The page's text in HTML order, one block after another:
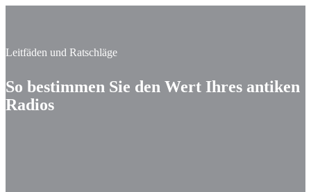
Leitfäden und Ratschläge
So bestimmen Sie den Wert Ihres antiken
Radios